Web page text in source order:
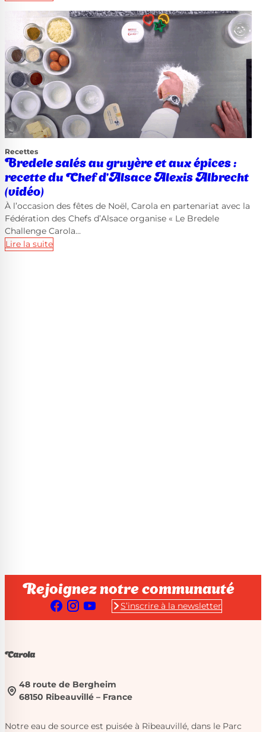
Recettes
Bredele salés au gruyère et aux épices :
recette du Chef d’Alsace Alexis Albrecht
(vidéo)
À l’occasion des fêtes de Noël, Carola en partenariat avec la
Fédération des Chefs d’Alsace organise « Le Bredele
Challenge Carola…
Lire la suite
Rejoignez notre communauté
S’inscrire à la newsletter
Carola
48 route de Bergheim
68150 Ribeauvillé – France
Notre eau de source est puisée à Ribeauvillé, dans le Parc